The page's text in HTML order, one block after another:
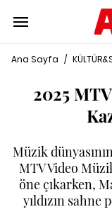
Ana Sayfa /
2025
Müzik
MTV Video
öne çıkarken,
yıldızın sahne